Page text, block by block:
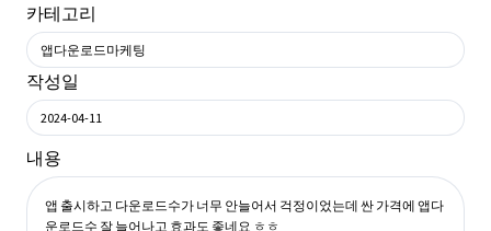
카테고리
앱다운로드마케팅
작성일
2024-04-11
내용